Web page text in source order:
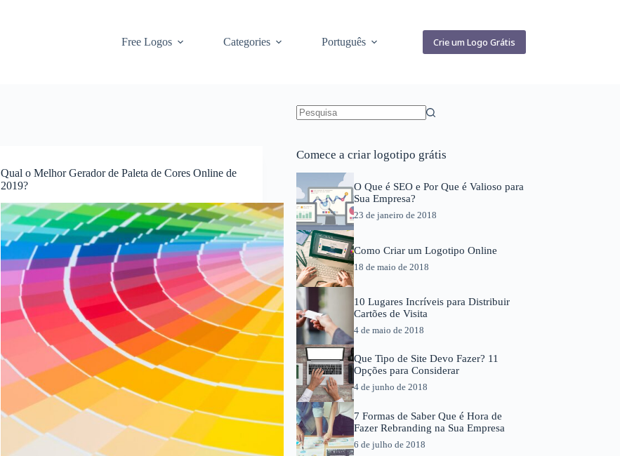
Free Logos Categories Português Crie um Logo Grátis
Qual o Melhor Gerador de Paleta de Cores Online de
2019?
Comece a criar logotipo grátis
O Que é SEO e Por Que é Valioso para
Sua Empresa?
23 de janeiro de 2018
Como Criar um Logotipo Online
18 de maio de 2018
10 Lugares Incríveis para Distribuir
Cartões de Visita
4 de maio de 2018
Que Tipo de Site Devo Fazer? 11
Opções para Considerar
4 de junho de 2018
7 Formas de Saber Que é Hora de
Fazer Rebranding na Sua Empresa
6 de julho de 2018